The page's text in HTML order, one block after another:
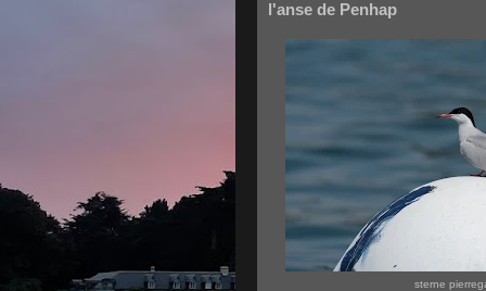
l'anse de Penhap
sterne